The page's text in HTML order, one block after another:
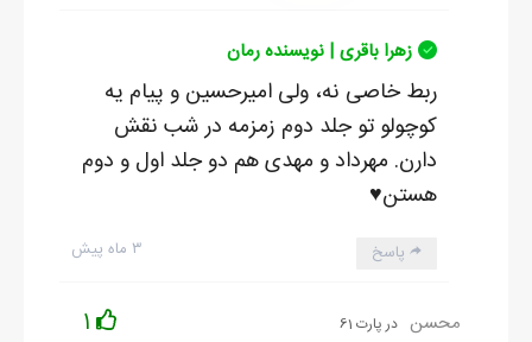
زهرا باقری | نویسنده رمان
ربط خاصی نه، ولی امیرحسین و پیام یه
کوچولو تو جلد دوم زمزمه در شب نقش
دارن. مهرداد و مهدی هم دو جلد اول و دوم
هستن♥️
۳ ماه پیش پاسخ
محسن در پارت 61 1